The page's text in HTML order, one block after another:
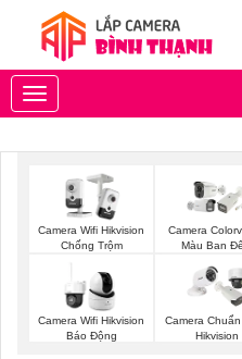
Toggle
navigation
Camera Wifi Hikvision
Chống Trộm
Camera
Màu Ban
Camera Wifi Hikvision
Báo Động
Camera
Hikvision